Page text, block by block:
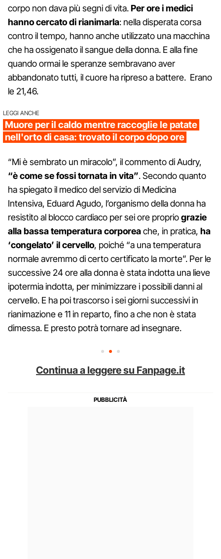
corpo non dava più segni di vita.Per ore i medici
hanno cercato di rianimarla: nella disperata corsa
contro il tempo, hanno anche utilizzato una macchina
che ha ossigenato il sangue della donna. E alla fine
quando ormai le speranze sembravano aver
abbandonato tutti, il cuore ha ripreso a battere. Erano
le 21,46.
LEGGI ANCHE
Muore per il caldo mentre raccoglie le patate
nell'orto di casa: trovato il corpo dopo ore
“Mi è sembrato un miracolo”, il commento di Audry,
“è come se fossi tornata in vita”. Secondo quanto
ha spiegato il medico del servizio di Medicina
Intensiva, Eduard Agudo, l’organismo della donna ha
resistito al blocco cardiaco per sei ore propriograzie
alla bassa temperatura corporeache, in pratica, ha
‘congelato’ il cervello, poiché “a una temperatura
normale avremmo di certo certificato la morte”. Per le
successive 24 ore alla donna è stata indotta una lieve
ipotermia indotta, per minimizzare i possibili danni al
cervello. E ha poi trascorso i sei giorni successivi in
rianimazione e 11 in reparto, fino a che non è stata
dimessa. E presto potrà tornare ad insegnare.
Continua a leggere su Fanpage.it